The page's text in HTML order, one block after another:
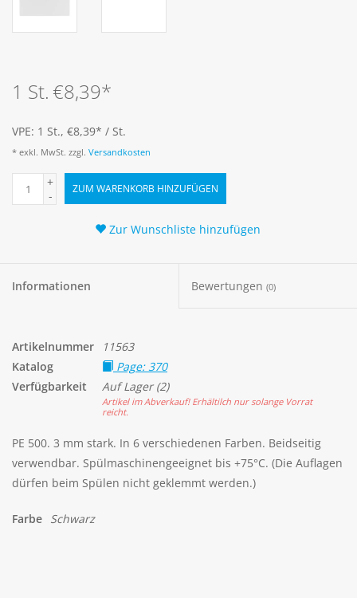
1 St. €8,39*
VPE: 1 St., €8,39* / St.
* exkl. MwSt. zzgl. Versandkosten
+
-
ZUM WARENKORB HINZUFÜGEN
Zur Wunschliste hinzufügen
Informationen Bewertungen (0)
Artikelnummer
11563
Katalog
Page: 370
Verfügbarkeit
Auf Lager(2)
Artikel im Abverkauf! Erhältilch nur solange Vorrat
reicht.
PE 500. 3 mm stark. In 6 verschiedenen Farben. Beidseitig
verwendbar. Spülmaschinengeeignet bis +75°C. (Die Auflagen
dürfen beim Spülen nicht geklemmt werden.)
Farbe Schwarz